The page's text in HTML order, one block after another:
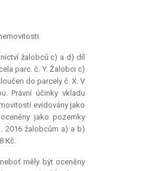
žalobců c) a d) díl
parc. č. Y. Žalobci c)
do parcely č. X. V
Právní účinky vkladu
evidovány jako
jako pozemky
2016 žalobcům a) a b)
Kč.
měly být oceněny